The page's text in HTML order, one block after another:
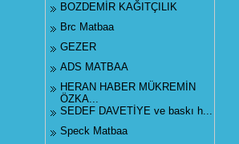
BOZDEMİR KAĞITÇILIK
Brc Matbaa
GEZER
ADS MATBAA
HERAN HABER MÜKREMİN
ÖZKA...
SEDEF DAVETİYE ve baskı h...
Speck Matbaa